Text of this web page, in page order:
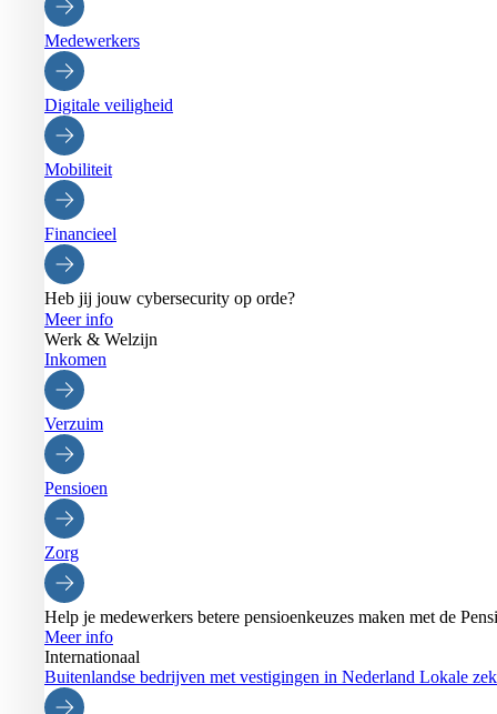
Medewerkers
Digitale veiligheid
Mobiliteit
Financieel
Heb jij jouw cybersecurity op orde?
Meer info
Werk & Welzijn
Inkomen
Verzuim
Pensioen
Zorg
Help je medewerkers betere pensioenkeuzes maken met de
Meer info
Internationaal
Buitenlandse bedrijven met vestigingen in Nederland Lokale